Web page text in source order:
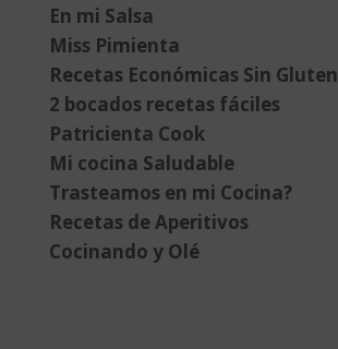
En mi Salsa
Miss Pimienta
Recetas Económicas Sin Gluten
2 bocados recetas fáciles
Patricienta Cook
Mi cocina Saludable
Trasteamos en mi Cocina?
Recetas de Aperitivos
Cocinando y Olé